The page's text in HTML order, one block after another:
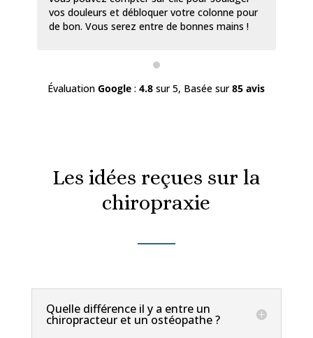
vos douleurs et débloquer votre colonne pour
de bon. Vous serez entre de bonnes mains !
ÉvaluationGoogle : 4.8 sur 5, Basée sur85 avis
Les idées reçues sur la
chiropraxie
Quelle différence il y a entre un
chiropracteur et un ostéopathe ?